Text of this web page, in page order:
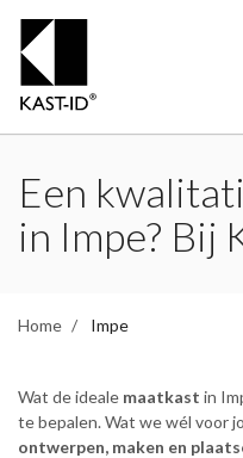
Een
in Impe? Bij
Home Impe
Wat de ideale maatkast in
te bepalen. Wat we wél voor
ontwerpen, maken en